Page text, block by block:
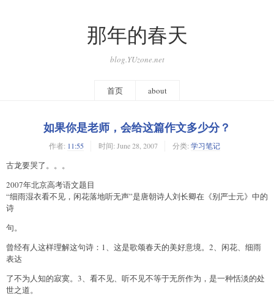
那年的春天
blog.YUzone.net
首页 about
如果你是老师，会给这篇作文多少分？
作者: 11:55 时间: June 28, 2007 分类: 学习笔记
古龙要哭了。。。
2007年北京高考语文题目
“细雨湿衣看不见，闲花落地听无声”是唐朝诗人刘长卿在《别严士元》中的
诗
句。
曾经有人这样理解这句诗：1、这是歌颂春天的美好意境。2、闲花、细雨
表达
了不为人知的寂寞。3、看不见、听不见不等于无所作为，是一种恬淡的处
世之道。